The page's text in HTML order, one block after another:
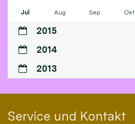
Jul Aug Sep Okt
2015
2014
2013
Service und Kontakt